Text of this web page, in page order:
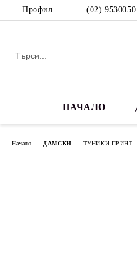
Профил (02) 9530050
НАЧАЛО
Начало ДАМСКИ ТУНИКИ ПРИНТ